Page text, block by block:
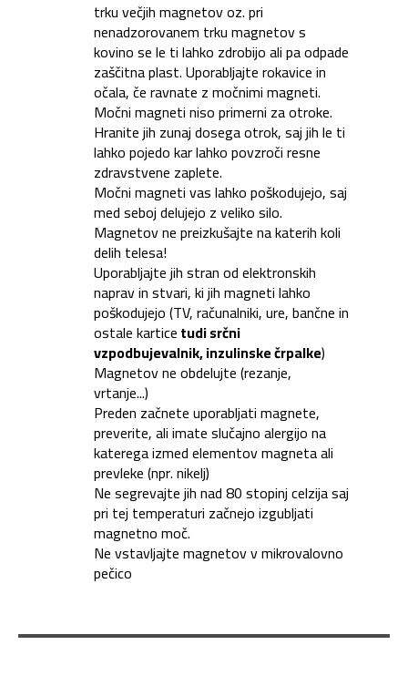
trku večjih magnetov oz. pri
nenadzorovanem trku magnetov s
kovino se le ti lahko zdrobijo ali pa odpade
zaščitna plast. Uporabljajte rokavice in
očala, če ravnate z močnimi magneti.
Močni magneti niso primerni za otroke.
Hranite jih zunaj dosega otrok, saj jih le ti
lahko pojedo kar lahko povzroči resne
zdravstvene zaplete.
Močni magneti vas lahko poškodujejo, saj
med seboj delujejo z veliko silo.
Magnetov ne preizkušajte na katerih koli
delih telesa!
Uporabljajte jih stran od elektronskih
naprav in stvari, ki jih magneti lahko
poškodujejo (TV, računalniki, ure, bančne in
ostale karticetudi srčni
vzpodbujevalnik, inzulinske črpalke)
Magnetov ne obdelujte (rezanje,
vrtanje...)
Preden začnete uporabljati magnete,
preverite, ali imate slučajno alergijo na
katerega izmed elementov magneta ali
prevleke (npr. nikelj)
Ne segrevajte jih nad 80 stopinj celzija saj
pri tej temperaturi začnejo izgubljati
magnetno moč.
Ne vstavljajte magnetov v mikrovalovno
pečico